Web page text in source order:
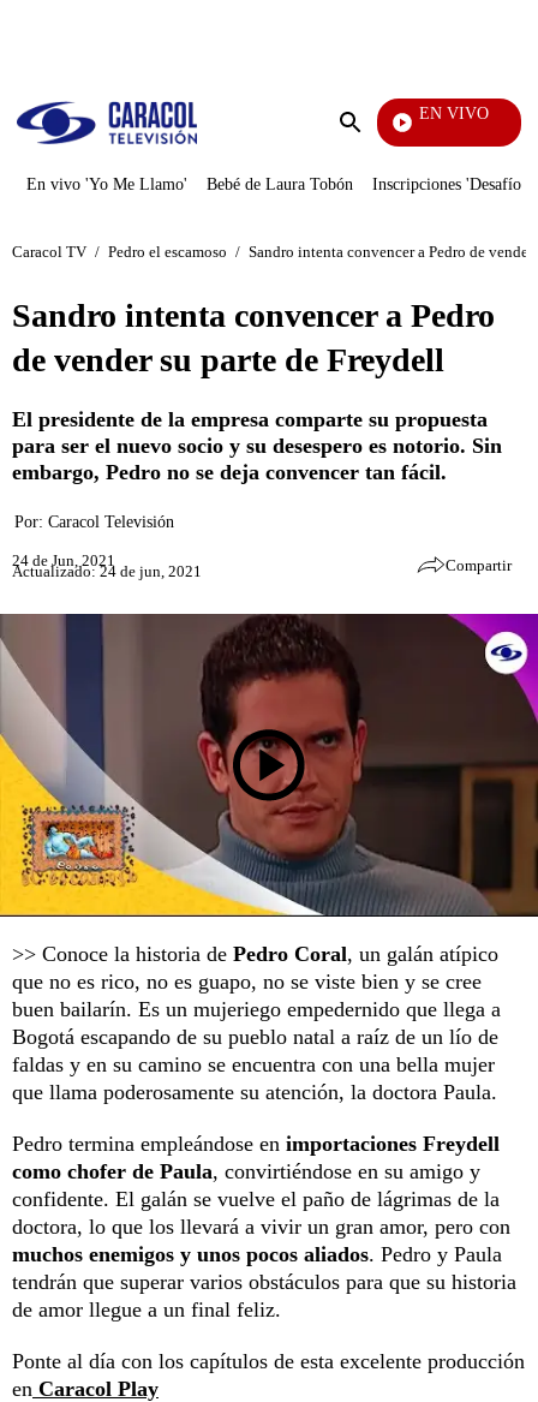
Enviar
EN VIVO
Entre Ojos
En vivo 'Yo Me Llamo' Bebé de Laura Tobón Inscripciones 'Desafío'
Caracol TV / Pedro el escamoso / Sandro intenta convencer a Pedro de
Sandro intenta convencer a Pedro
de vender su parte de Freydell
El presidente de la empresa comparte su propuesta
para ser el nuevo socio y su desespero es notorio. Sin
embargo, Pedro no se deja convencer tan fácil.
Por: Caracol Televisión
24 de Jun, 2021
Actualizado: 24 de jun, 2021 Compartir
>> Conoce la historia de Pedro Coral, un galán atípico
que no es rico, no es guapo, no se viste bien y se cree
buen bailarín. Es un mujeriego empedernido que llega a
Bogotá escapando de su pueblo natal a raíz de un lío de
faldas y en su camino se encuentra con una bella mujer
que llama poderosamente su atención, la doctora Paula.
Pedro termina empleándose en importaciones Freydell
como chofer de Paula, convirtiéndose en su amigo y
confidente. El galán se vuelve el paño de lágrimas de la
doctora, lo que los llevará a vivir un gran amor, pero con
muchos enemigos y unos pocos aliados. Pedro y Paula
tendrán que superar varios obstáculos para que su historia
de amor llegue a un final feliz.
Ponte al día con los capítulos de esta excelente producción
en Caracol Play